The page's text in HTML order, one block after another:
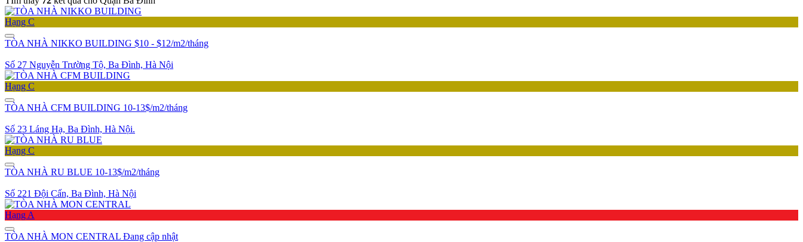
Hạng C
TÒA NHÀ NIKKO BUILDING $10 - $12/m2/tháng
Số 27 Nguyễn Trường Tộ, Ba Đình, Hà Nội
Hạng C
TÒA NHÀ CFM BUILDING 10-13$/m2/tháng
Số 23 Láng Hạ, Ba Đình, Hà Nội.
Hạng C
TÒA NHÀ RU BLUE 10-13$/m2/tháng
Số 221 Đội Cấn, Ba Đình, Hà Nội
Hạng A
TÒA NHÀ MON CENTRAL Đang cập nhật